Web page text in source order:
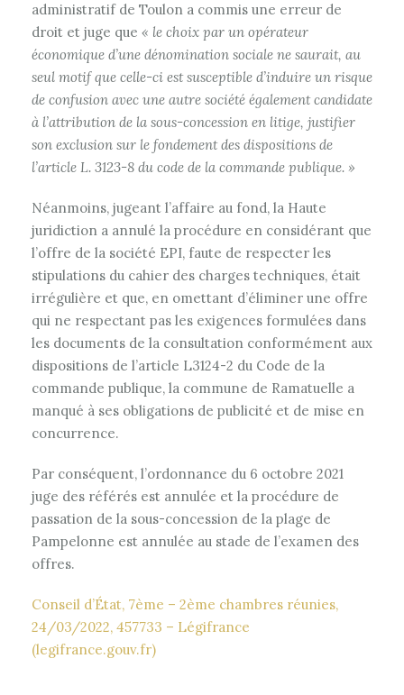
administratif de Toulon a commis une erreur de
droit et juge que « le choix par un opérateur
économique d’une dénomination sociale ne saurait, au
seul motif que celle-ci est susceptible d’induire un risque
de confusion avec une autre société également candidate
à l’attribution de la sous-concession en litige, justifier
son exclusion sur le fondement des dispositions de
l’article L. 3123-8 du code de la commande publique. »
Néanmoins, jugeant l’affaire au fond, la Haute
juridiction a annulé la procédure en considérant que
l’offre de la société EPI, faute de respecter les
stipulations du cahier des charges techniques, était
irrégulière et que, en omettant d’éliminer une offre
qui ne respectant pas les exigences formulées dans
les documents de la consultation conformément aux
dispositions de l’article L3124-2 du Code de la
commande publique, la commune de Ramatuelle a
manqué à ses obligations de publicité et de mise en
concurrence.
Par conséquent, l’ordonnance du 6 octobre 2021
juge des référés est annulée et la procédure de
passation de la sous-concession de la plage de
Pampelonne est annulée au stade de l’examen des
offres.
Conseil d’État, 7ème – 2ème chambres réunies,
24/03/2022, 457733 – Légifrance
(legifrance.gouv.fr)